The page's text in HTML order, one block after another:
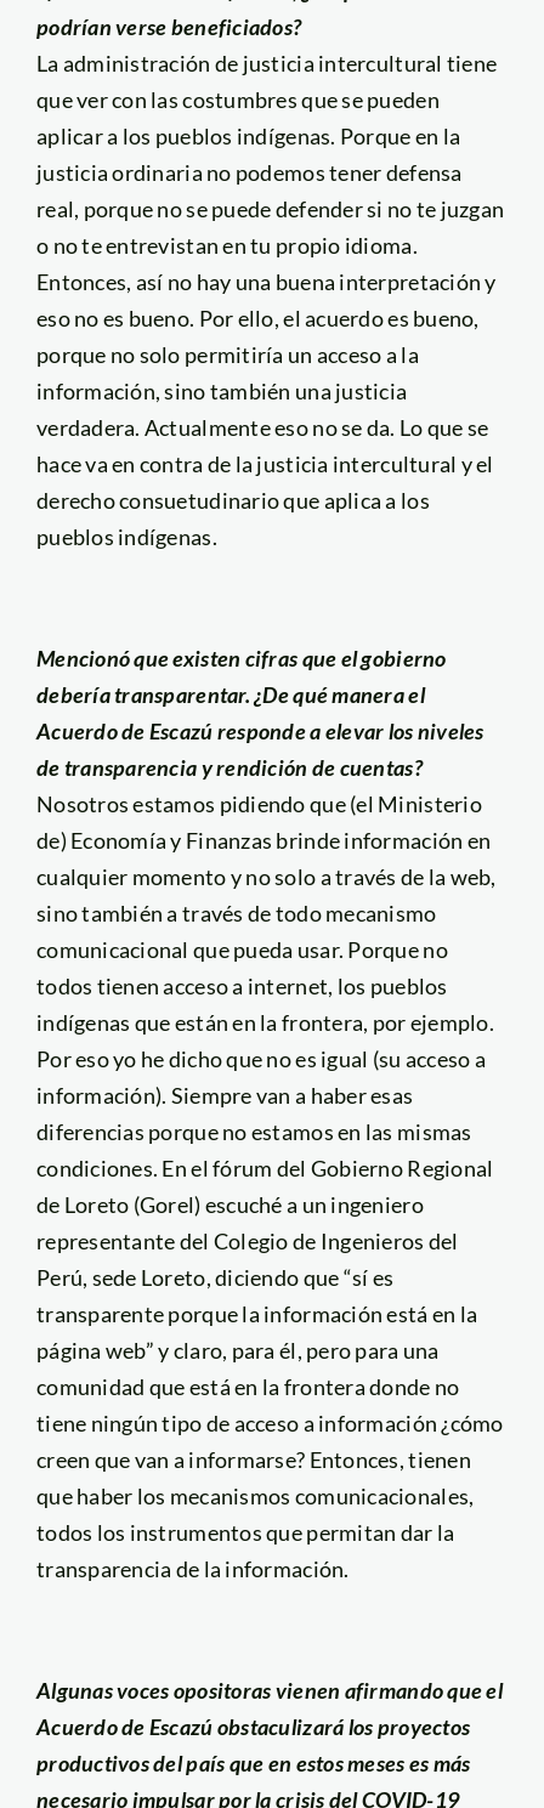
podrían verse beneficiados?
La administración de justicia intercultural tiene
que ver con las costumbres que se pueden
aplicar a los pueblos indígenas. Porque en la
justicia ordinaria no podemos tener defensa
real, porque no se puede defender si no te juzgan
o no te entrevistan en tu propio idioma.
Entonces, así no hay una buena interpretación y
eso no es bueno. Por ello, el acuerdo es bueno,
porque no solo permitiría un acceso a la
información, sino también una justicia
verdadera. Actualmente eso no se da. Lo que se
hace va en contra de la justicia intercultural y el
derecho consuetudinario que aplica a los
pueblos indígenas.
Mencionó que existen cifras que el gobierno
debería transparentar. ¿De qué manera el
Acuerdo de Escazú responde a elevar los niveles
de transparencia y rendición de cuentas?
Nosotros estamos pidiendo que (el Ministerio
de) Economía y Finanzas brinde información en
cualquier momento y no solo a través de la web,
sino también a través de todo mecanismo
comunicacional que pueda usar. Porque no
todos tienen acceso a internet, los pueblos
indígenas que están en la frontera, por ejemplo.
Por eso yo he dicho que no es igual (su acceso a
información). Siempre van a haber esas
diferencias porque no estamos en las mismas
condiciones. En el fórum del Gobierno Regional
de Loreto (Gorel) escuché a un ingeniero
representante del Colegio de Ingenieros del
Perú, sede Loreto, diciendo que “sí es
transparente porque la información está en la
página web” y claro, para él, pero para una
comunidad que está en la frontera donde no
tiene ningún tipo de acceso a información ¿cómo
creen que van a informarse? Entonces, tienen
que haber los mecanismos comunicacionales,
todos los instrumentos que permitan dar la
transparencia de la información.
Algunas voces opositoras vienen afirmando que el
Acuerdo de Escazú obstaculizará los proyectos
productivos del país que en estos meses es más
necesario impulsar por la crisis del COVID-19